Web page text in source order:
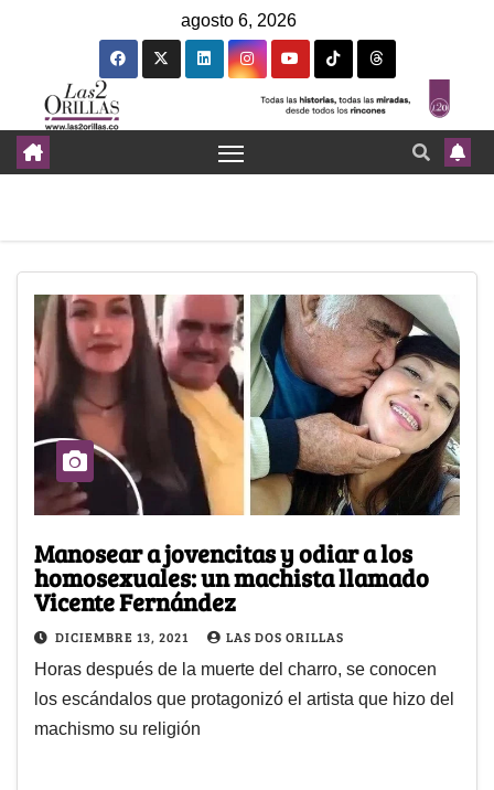
agosto 6, 2026
Manosear a jovencitas y odiar a los
homosexuales: un machista llamado
Vicente Fernández
DICIEMBRE 13, 2021 LAS DOS ORILLAS
Horas después de la muerte del charro, se conocen
los escándalos que protagonizó el artista que hizo del
machismo su religión